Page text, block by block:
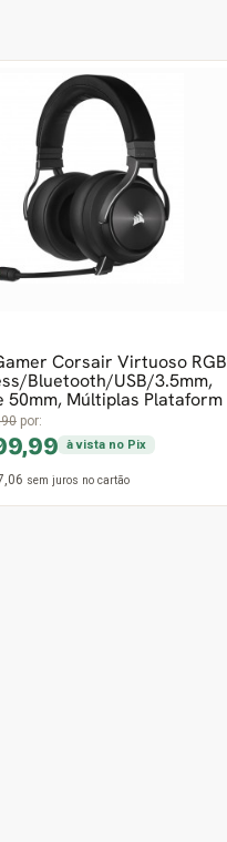
Corsair Virtuoso RGB
Bluetooth/USB/3.5mm,
50mm, Múltiplas Plataform
por:
à vista no Pix
sem juros no cartão